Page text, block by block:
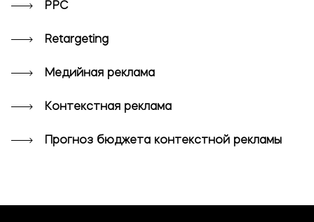
PPC
Retargeting
Медийная реклама
Контекстная реклама
Прогноз бюджета контекстной рекламы